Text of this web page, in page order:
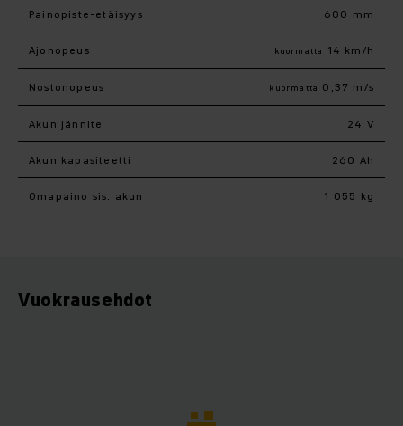
Painopiste-etäisyys 600 mm
Ajonopeus kuormatta 14 km/h
Nostonopeus kuormatta 0,37 m/s
Akun jännite 24 V
Akun kapasiteetti 260 Ah
Omapaino sis. akun 1 055 kg
Vuokrausehdot